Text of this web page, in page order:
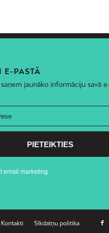
PASTĀ
jaunāko informāciju savā
Kontakti Sīkdatņu politika